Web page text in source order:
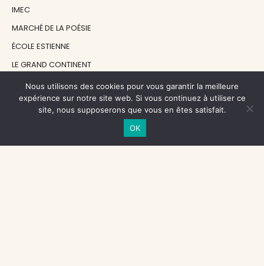
IMEC
MARCHÉ DE LA POÉSIE
ÉCOLE ESTIENNE
LE GRAND CONTINENT
DIACRITIK
EN ATTENDANT NADEAU
Nous utilisons des cookies pour vous garantir la meilleure
expérience sur notre site web. Si vous continuez à utiliser ce
site, nous supposerons que vous en êtes satisfait.
OK